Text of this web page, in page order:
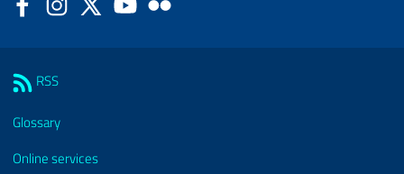
RSS
Glossary
Online services